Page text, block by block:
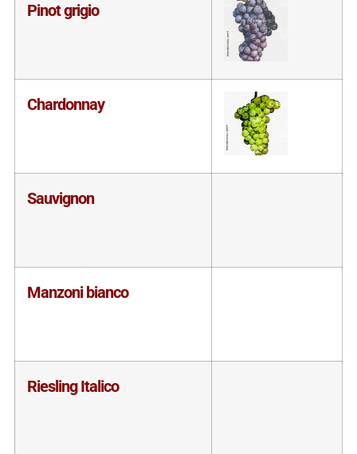
Pinot grigio
Chardonnay
Sauvignon
Manzoni bianco
Riesling Italico